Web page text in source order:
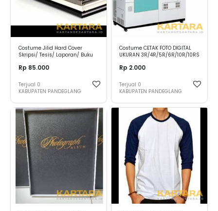
Costume Jilid Hard Cover
Skripsi/ Tesis/ Laporan/ Buku
Rp 85.000
Terjual 0
KABUPATEN PANDEGLANG
Costume CETAK FOTO DIGITAL
UKURAN 3R/4R/5R/6R/10R/10RS
Rp 2.000
Terjual 0
KABUPATEN PANDEGLANG